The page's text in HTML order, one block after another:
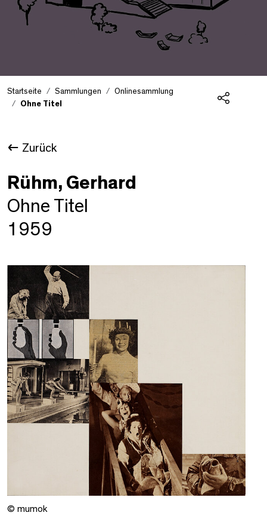
Startseite Sammlungen
Onlinesammlung
Ohne Titel
Zurück
Rühm, Gerhard
Ohne Titel
1959
© mumok